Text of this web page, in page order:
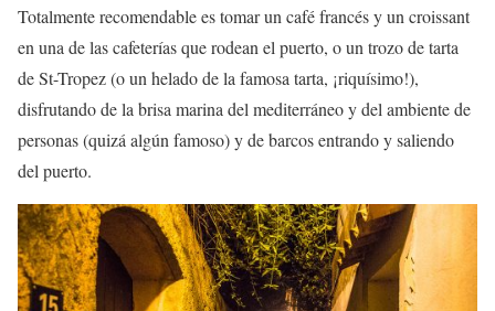
Totalmente recomendable es tomar un café francés y un croissant
en una de las cafeterías que rodean el puerto, o un trozo de tarta
de St-Tropez (o un helado de la famosa tarta, ¡riquísimo!),
disfrutando de la brisa marina del mediterráneo y del ambiente de
personas (quizá algún famoso) y de barcos entrando y saliendo
del puerto.